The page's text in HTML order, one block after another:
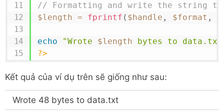
// Formatting and write the string
$length = fprintf ( $handle , $format ,
echo "Wrote $length bytes to
?>
Kết quả của ví dụ trên sẽ giống như sau:
Wrote 48 bytes to data.txt